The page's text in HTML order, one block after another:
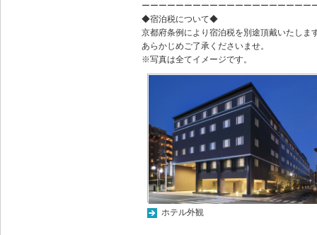
ーーーーーーーーーーーーーーーーーーーー
◆宿泊税について◆
京都府条例により宿泊税を別途頂戴いたしま
あらかじめご了承くださいませ。
※写真は全てイメージです。
ホテル外観